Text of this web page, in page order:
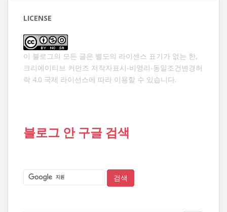
LICENSE
이 블로그의 모든 글은 별도의 라이센스 표기가 없는 한,
크리에이티브 커먼즈 저작자표시-비영리-동일조건변경허
락 4.0 국제 라이선스에 따라 이용할 수 있습니다.
블로그 안 구글 검색